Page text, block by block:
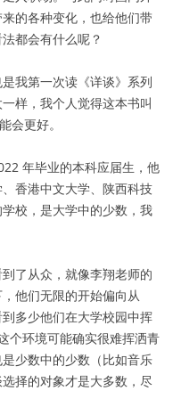
的各种变化，也给他们带
都会有什么呢？
我第一次读《详谈》系列
样，我个人觉得这本书叫
会更好。
年毕业的本科应届生，他
香港中文大学、陕西科技
校，是大学中的少数，我
了从众，就像李翔老师的
他们无限的开始偏向从
多少他们在大学校园中挥
个环境可能确实很难挥洒青
少数中的少数（比如音乐
择的对象才是大多数，尽